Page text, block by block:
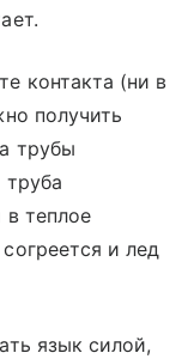
контакта (ни в
получить
трубы
теплое
и лед
язык силой,